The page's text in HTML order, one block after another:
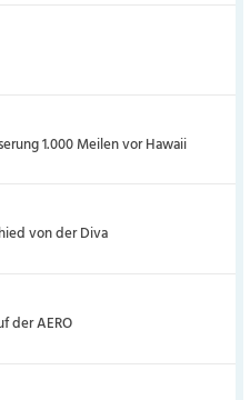
1.000 Meilen vor Hawaii
von der Diva
der AERO